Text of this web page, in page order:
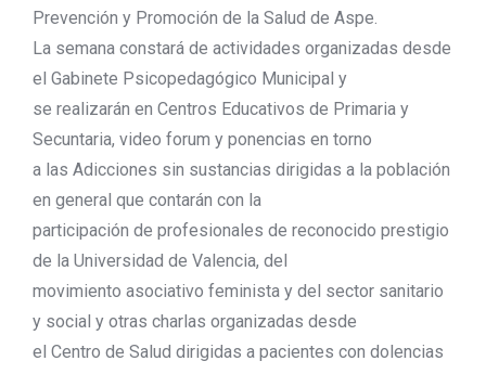
Prevención y Promoción de la Salud de Aspe.
La semana constará de actividades organizadas desde
el Gabinete Psicopedagógico Municipal y
se realizarán en Centros Educativos de Primaria y
Secuntaria, video forum y ponencias en torno
a las Adicciones sin sustancias dirigidas a la población
en general que contarán con la
participación de profesionales de reconocido prestigio
de la Universidad de Valencia, del
movimiento asociativo feminista y del sector sanitario
y social y otras charlas organizadas desde
el Centro de Salud dirigidas a pacientes con dolencias